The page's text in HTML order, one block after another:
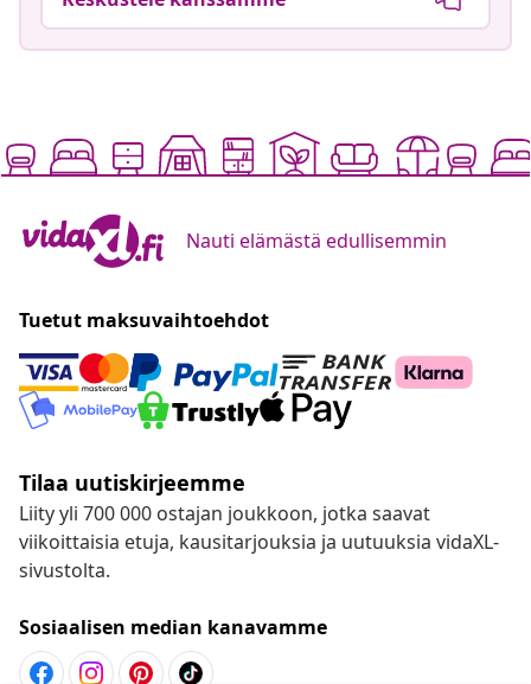
Nauti elämästä edullisemmin
Tuetut maksuvaihtoehdot
Tilaa uutiskirjeemme
Liity yli 700 000 ostajan joukkoon, jotka saavat
viikoittaisia etuja, kausitarjouksia ja uutuuksia vidaXL-
sivustolta.
Sosiaalisen median kanavamme